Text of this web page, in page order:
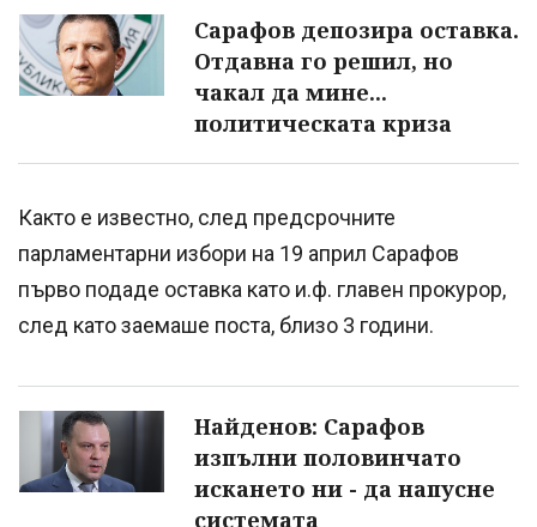
Сарафов депозира оставка.
Отдавна го решил, но
чакал да мине...
политическата криза
Както е известно, след предсрочните
парламентарни избори на 19 април Сарафов
първо подаде оставка като и.ф. главен прокурор,
след като заемаше поста, близо 3 години.
Найденов: Сарафов
изпълни половинчато
искането ни - да напусне
системата